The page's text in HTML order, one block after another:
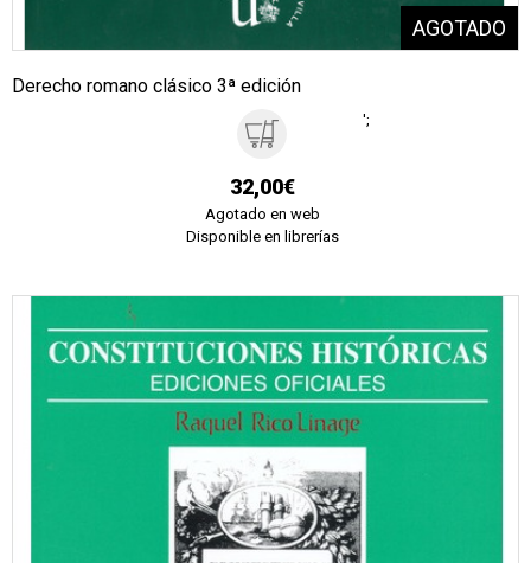
Derecho romano clásico 3ª edición
32,00€
Agotado en web
Disponible en librerías
';